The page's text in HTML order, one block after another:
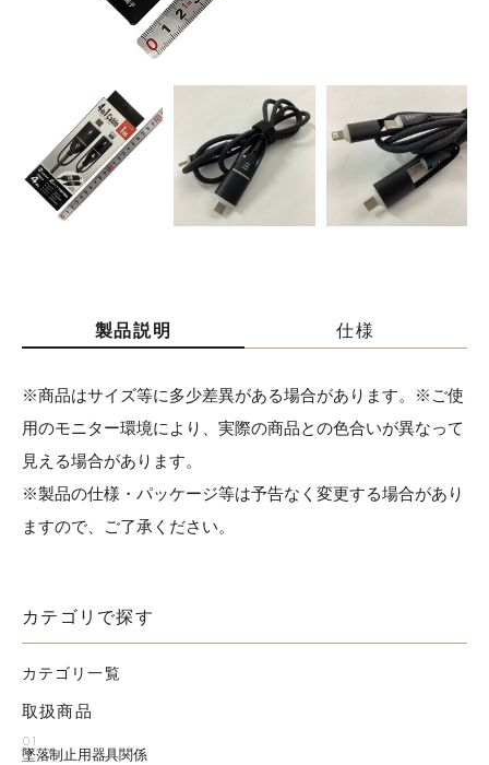
お問い合わせはこちら
製品説明 仕様
※商品はサイズ等に多少差異がある場合があります。※ご使
用のモニター環境により、実際の商品との色合いが異なって
見える場合があります。
※製品の仕様・パッケージ等は予告なく変更する場合があり
ますので、ご了承ください。
カテゴリで探す
カテゴリ一覧
取扱商品
01
墜落制止用器具関係